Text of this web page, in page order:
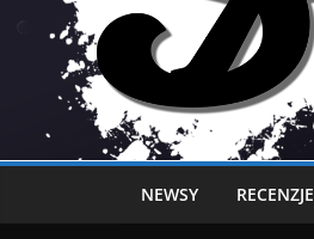
NEWSY RECENZJE